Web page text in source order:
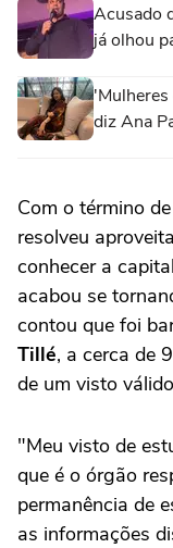
Acusado
já olhou
diz Ana
Com o término
resolveu
conhecer a
acabou se
contou que foi
Tillé, a cerca de
de um visto
"Meu visto de
que é o órgão
permanência de
as informações